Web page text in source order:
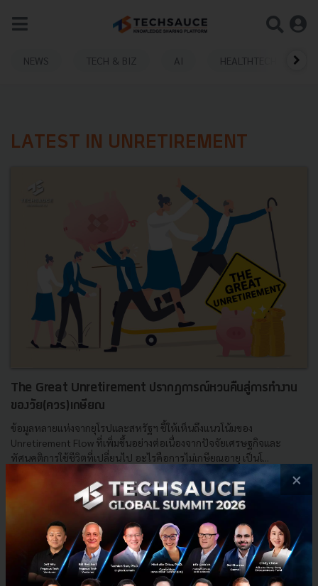
NEWS TECH & BIZ AI HEALTHTECH
LATEST IN UNRETIREMENT
The Great Unretirement ปรากฏการณ์หวนคืนสู่การทำงาน
ของวัย(ควร)เกษียณ
ข้อมูลหลายแห่งจากยุโรปและสหรัฐฯ ชี้ให้เห็นถึงแนวโน้มของ
Unretirement Flow ที่เพิ่มขึ้นอย่างต่อเนื่องจากปัจจัยเศรษฐกิจและ
ทัศนคติการใช้ชีวิตที่เปลี่ยนไป อะไรคือการไม่เกษียณอายุ เป็นโ...
| ByPimchaya Pamornpol
Saucy Thoughts elderly worklife เกษียณอายุ
×